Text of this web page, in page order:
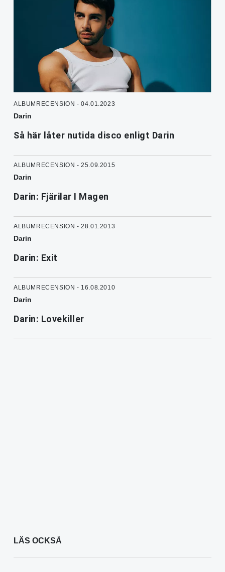
ALBUMRECENSION - 04.01.2023
Darin
Så här låter nutida disco enligt Darin
ALBUMRECENSION - 25.09.2015
Darin
Darin: Fjärilar I Magen
ALBUMRECENSION - 28.01.2013
Darin
Darin: Exit
ALBUMRECENSION - 16.08.2010
Darin
Darin: Lovekiller
LÄS OCKSÅ